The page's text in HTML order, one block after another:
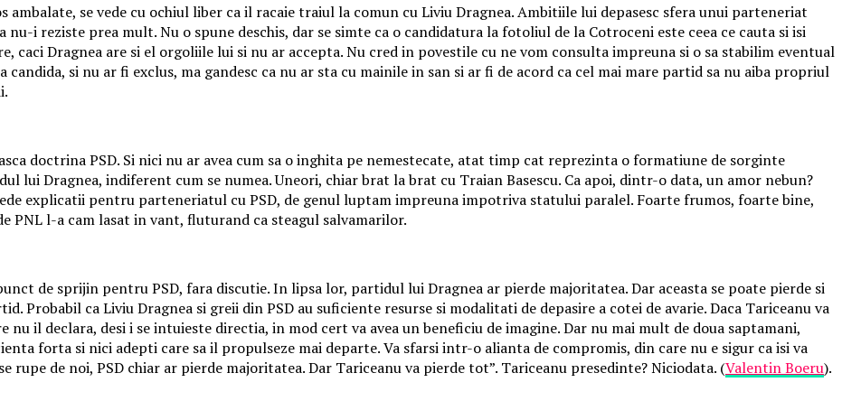
se vede cu ochiul liber ca il racaie traiul la comun cu Liviu Dragnea. Ambitiile lui depasesc sfera unui parteneriat
i reziste prea mult. Nu o spune deschis, dar se simte ca o candidatura la fotoliul de la Cotroceni este ceea ce cauta si isi
caci Dragnea are si el orgoliile lui si nu ar accepta. Nu cred in povestile cu ne vom consulta impreuna si o sa stabilim eventual
si nu ar fi exclus, ma gandesc ca nu ar sta cu mainile in san si ar fi de acord ca cel mai mare partid sa nu aiba propriul
doctrina PSD. Si nici nu ar avea cum sa o inghita pe nemestecate, atat timp cat reprezinta o formatiune de sorginte
lui Dragnea, indiferent cum se numea. Uneori, chiar brat la brat cu Traian Basescu. Ca apoi, dintr-o data, un amor nebun?
explicatii pentru parteneriatul cu PSD, de genul luptam impreuna impotriva statului paralel. Foarte frumos, foarte bine,
PNL l-a cam lasat in vant, fluturand ca steagul salvamarilor.
de sprijin pentru PSD, fara discutie. In lipsa lor, partidul lui Dragnea ar pierde majoritatea. Dar aceasta se poate pierde si
Probabil ca Liviu Dragnea si greii din PSD au suficiente resurse si modalitati de depasire a cotei de avarie. Daca Tariceanu va
il declara, desi i se intuieste directia, in mod cert va avea un beneficiu de imagine. Dar nu mai mult de doua saptamani,
forta si nici adepti care sa il propulseze mai departe. Va sfarsi intr-o alianta de compromis, din care nu e sigur ca isi va
rupe de noi, PSD chiar ar pierde majoritatea. Dar Tariceanu va pierde tot”. Tariceanu presedinte? Niciodata. (Valentin Boeru).